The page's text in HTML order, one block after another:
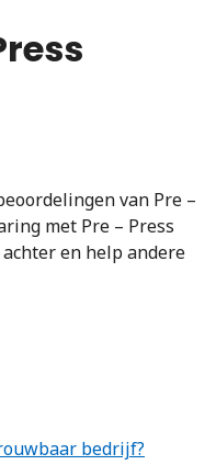
van Pre –
met Pre – Press
en help andere
bedrijf?